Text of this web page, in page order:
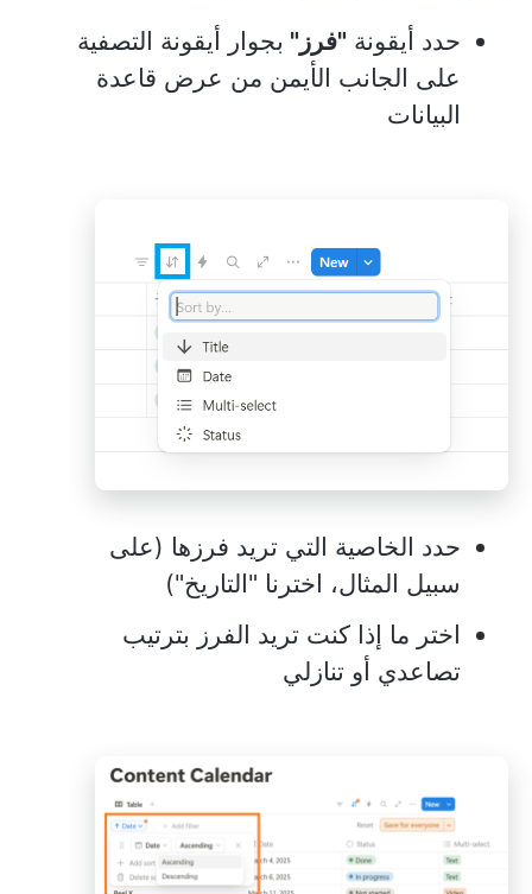
حدد أيقونة "فرز" بجوار أيقونة التصفية
على الجانب الأيمن من عرض قاعدة
البيانات
حدد الخاصية التي تريد فرزها (على
سبيل المثال، اخترنا "التاريخ")
اختر ما إذا كنت تريد الفرز بترتيب
تصاعدي أو تنازلي